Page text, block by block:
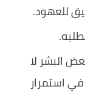
للعهود.
البشر لا
في استمرار